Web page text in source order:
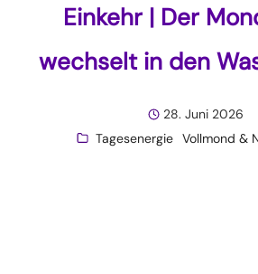
Einkehr | Der
wechselt in den
28. Juni 2026
Tagesenergie Vollmond &